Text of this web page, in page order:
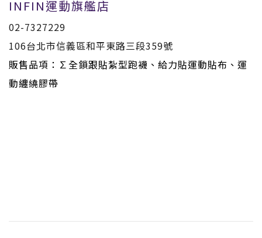
INFIN運動旗艦店
02-7327229
106台北市信義區和平東路三段359號
販售品項：∑全鎖跟貼紮型跑襪、給力貼運動貼布、運
動纏繞膠帶